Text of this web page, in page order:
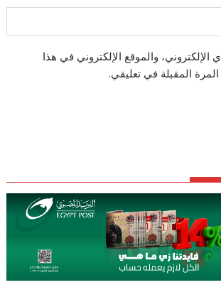
والموقع الإلكتروني في هذا
المقبلة في تعليقي.